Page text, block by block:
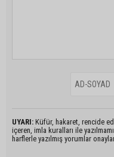
UYARI: Küfür, hakaret, rencide
içeren, imla kuralları ile
harflerle yazılmış yorumlar